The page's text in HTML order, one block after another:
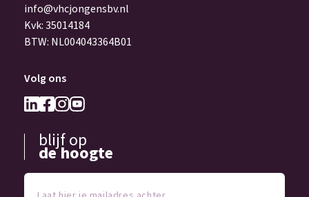
info@vhcjongensbv.nl
Kvk: 35014184
BTW: NL004043364B01
Volg ons
blijf op
de hoogte